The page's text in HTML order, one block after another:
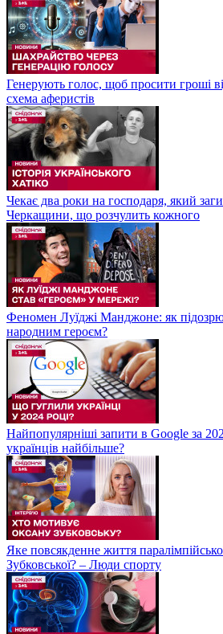
Генерують голос, щоб просити гроші
схема аферистів
Чекає два роки на господаря, який
Черкащини, що розчулить кожного
Феномен Луїджі Манджоне: як
народним героєм?
Найпопулярніші запити в Google за
українців найбільше?
Яке повсякденне життя
Зубковської? – Люди спорту